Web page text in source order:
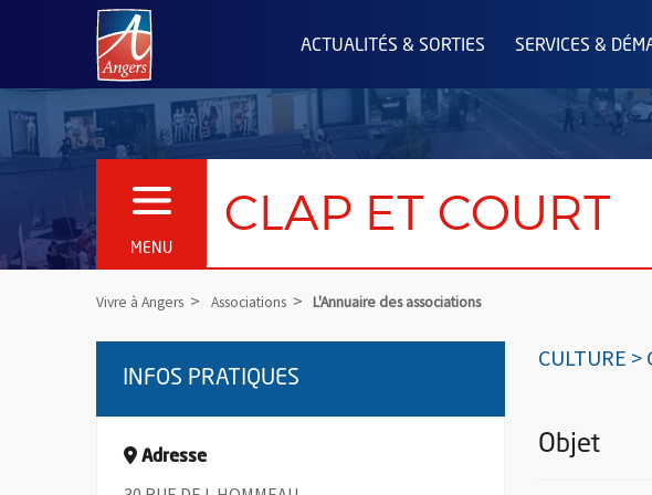
Angers.fr : Retour à l'accueil
ACTUALITÉS & SORTIES SERVICES &
MENU
OUVRIR LE MENU CLAP ET COURT
Vivre à Angers Associations L'Annuaire des associations
CULTURE >
Objet
INFOS PRATIQUES
Adresse